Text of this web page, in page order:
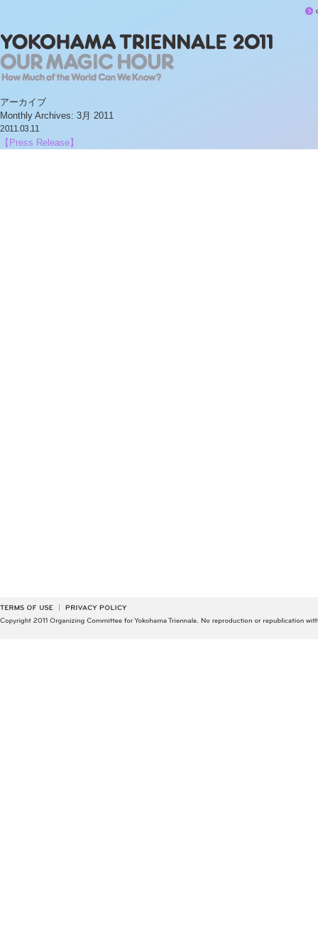
アーカイブ
Monthly Archives: 3月 2011
2011.03.11
【Press Release】